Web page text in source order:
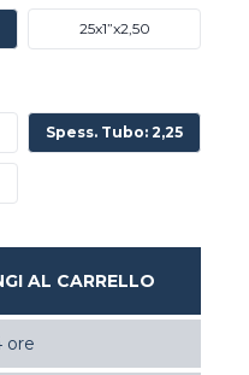
25x1”x2,50
Spess. Tubo: 2,25
AL CARRELLO
ore